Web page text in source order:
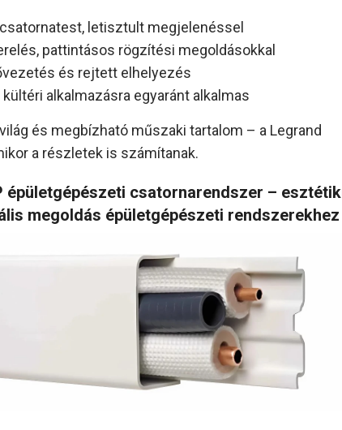
letisztult megjelenéssel
pattintásos rögzítési megoldásokkal
és rejtett elhelyezés
alkalmazásra egyaránt alkalmas
és megbízható műszaki tartalom – a Legrand
a részletek is számítanak.
épületgépészeti csatornarendszer –
megoldás épületgépészeti rendszerekhez